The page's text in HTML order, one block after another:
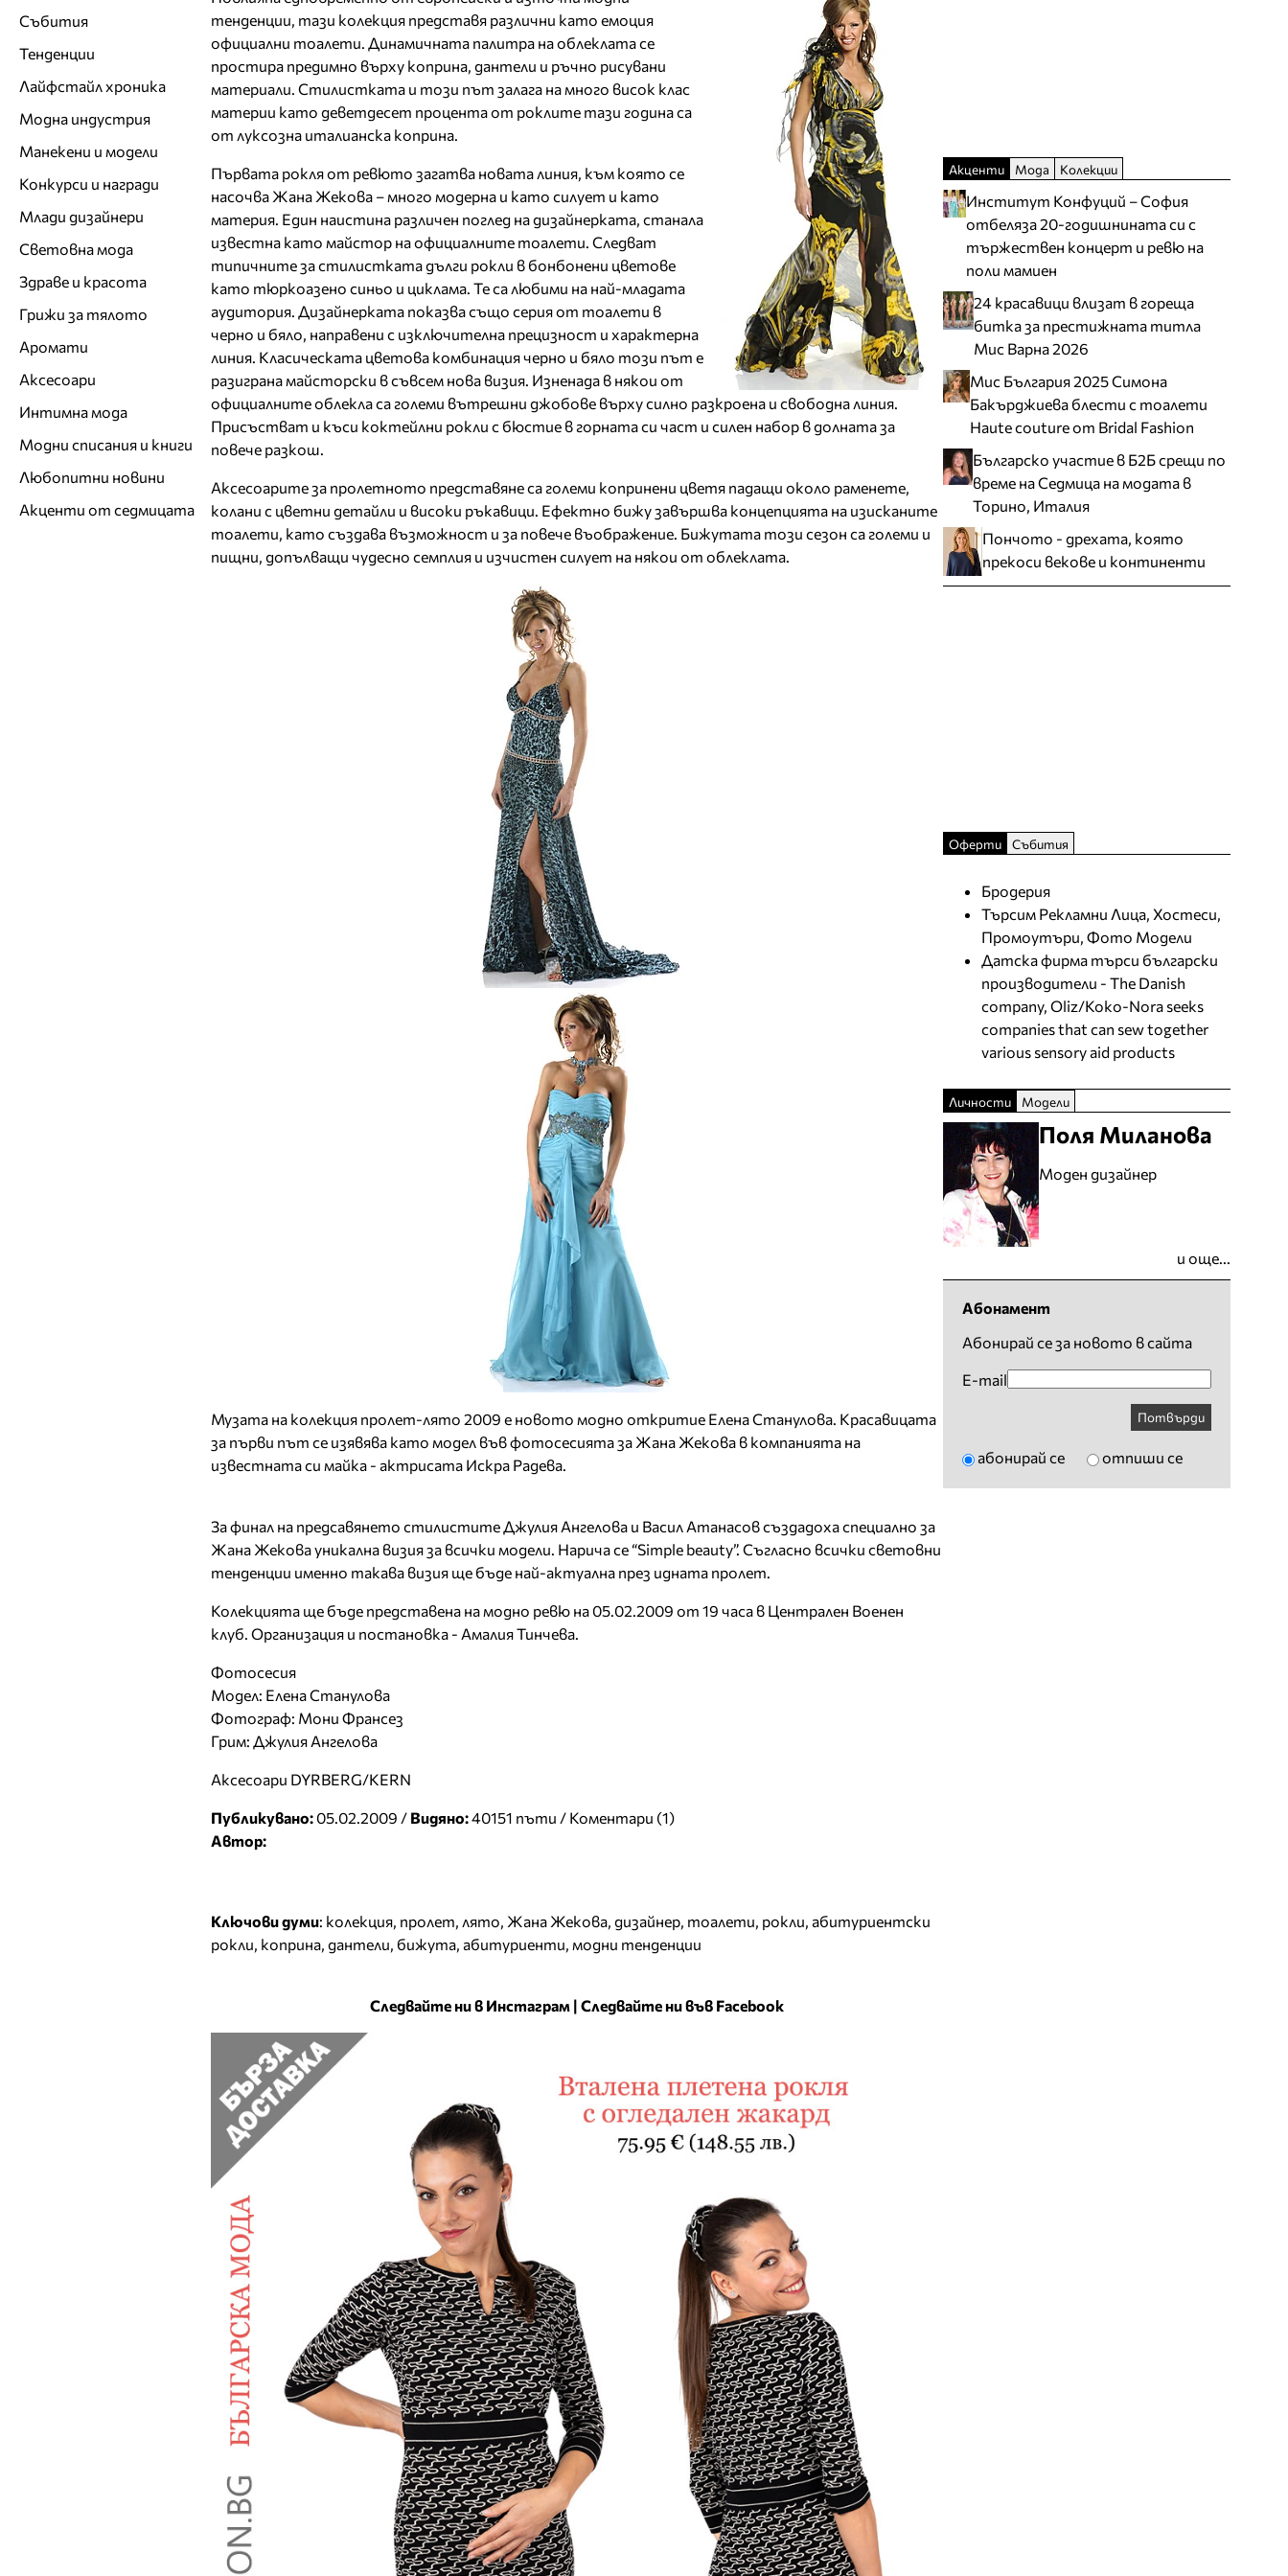
тенденции, тази колекция представя различни като емоция
официални тоалети. Динамичната палитра на облеклата се
простира предимно върху коприна, дантели и ръчно рисувани
материали. Стилистката и този път залага на много висок клас
материи като деветдесет процента от роклите тази година са
от луксозна италианска коприна.
Първата рокля от ревюто загатва новата линия, към която се
насочва Жана Жекова – много модерна и като силует и като
материя. Един наистина различен поглед на дизайнерката, станала
известна като майстор на официалните тоалети. Следват
типичните за стилистката дълги рокли в бонбонени цветове
като тюркоазено синьо и циклама. Те са любими на най-младата
аудитория. Дизайнерката показва също серия от тоалети в
черно и бяло, направени с изключителна прецизност и характерна
линия. Класическата цветова комбинация черно и бяло този път е
разиграна майсторски в съвсем нова визия. Изненада в някои от
официалните облекла са големи вътрешни джобове върху силно разкроена и свободна линия.
Присъстват и къси коктейлни рокли с бюстие в горната си част и силен набор в долната за
повече разкош.
Аксесоарите за пролетното представяне са големи копринени цветя падащи около раменете,
колани с цветни детайли и високи ръкавици. Ефектно бижу завършва концепцията на изисканите
тоалети, като създава възможност и за повече въображение. Бижутата този сезон са големи и
пищни, допълващи чудесно семплия и изчистен силует на някои от облеклата.
Музата на колекция пролет-лято 2009 е новото модно откритие Елена Станулова. Красавицата
за първи път се изявява като модел във фотосесията за Жана Жекова в компанията на
известната си майка - актрисата Искра Радева.
За финал на предсавянето стилистите Джулия Ангелова и Васил Атанасов създадоха специално за
Жана Жекова уникална визия за всички модели. Нарича се “Simple beauty”. Съгласно всички световни
тенденции именно такава визия ще бъде най-актуална през идната пролет.
Колекцията ще бъде представена на модно ревю на 05.02.2009 от 19 часа в Централен Военен
клуб. Организация и постановка - Амалия Тинчева.
Фотосесия
Модел: Елена Станулова
Фотограф: Мони Франсез
Грим: Джулия Ангелова
Аксесоари DYRBERG/KERN
Публикувано: 05.02.2009 / Видяно:40151 пъти / Коментари (1)
Автор:
Ключови думи: колекция, пролет, лято, Жана Жекова, дизайнер, тоалети, рокли, абитуриентски
рокли, коприна, дантели, бижута, абитуриенти, модни тенденции
Следвайте ни в Инстаграм | Следвайте ни във Facebook
Събития
Тенденции
Лайфстайл хроника
Модна индустрия
Манекени и модели
Конкурси и награди
Млади дизайнери
Световна мода
Здраве и красота
Грижи за тялото
Аромати
Аксесоари
Интимна мода
Модни списания и книги
Любопитни новини
Акценти от седмицата
Акценти Мода Колекции
Институт Конфуций – София
отбеляза 20-годишнината си с
тържествен концерт и ревю на
поли мамиен
24 красавици влизат в гореща
битка за престижната титла
Мис Варна 2026
Мис България 2025 Симона
Бакърджиева блести с тоалети
Haute couture от Bridal Fashion
Българско участие в Б2Б срещи по
време на Седмица на модата в
Торино, Италия
Пончото - дрехата, която
прекоси векове и континенти
Оферти Събития
Бродерия
Търсим Рекламни Лица, Хостеси,
Промоутъри, Фото Модели
Датска фирма търси български
производители - The Danish
company, Oliz/Koko-Nora seeks
companies that can sew together
various sensory aid products
Личности Модели
Поля Миланова
Моден дизайнер
и още...
Абонамент
Абонирай се за новото в сайта
E-mail
Потвърди
абонирай се отпиши се